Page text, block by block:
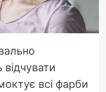
відчувати
всі фарби